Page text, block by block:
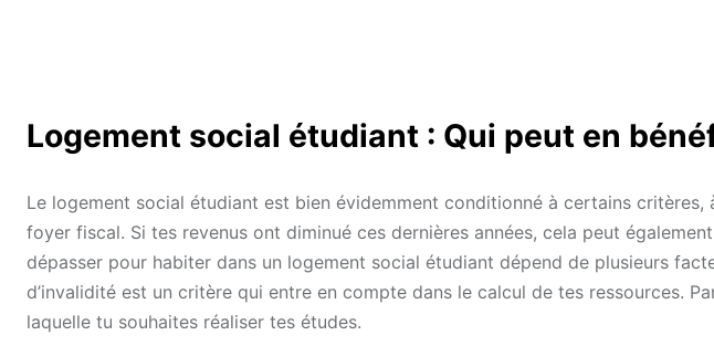
Logement social étudiant : Qui peut en
Le logement social étudiant est bien évidemment conditionné à certains critères,
foyer fiscal. Si tes revenus ont diminué ces dernières années, cela peut
dépasser pour habiter dans un logement social étudiant dépend de plusieurs
d’invalidité est un critère qui entre en compte dans le calcul de tes ressources.
laquelle tu souhaites réaliser tes études.